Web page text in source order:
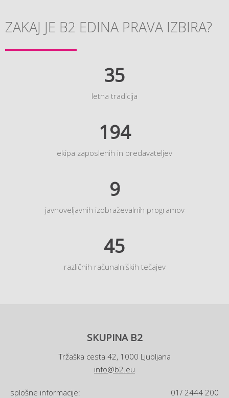
ZAKAJ JE B2 EDINA PRAVA IZBIRA?
35
letna tradicija
194
ekipa zaposlenih in predavateljev
9
javnoveljavnih izobraževalnih programov
45
različnih računalniških tečajev
SKUPINA B2
Tržaška cesta 42, 1000 Ljubljana
info@b2.eu
splošne informacije:
01/ 2444 200